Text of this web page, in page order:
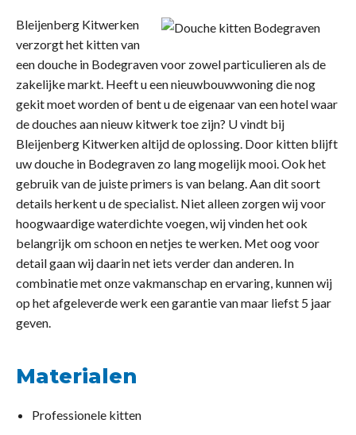
Bleijenberg Kitwerken
verzorgt het kitten van
een douche in Bodegraven voor zowel particulieren als de
zakelijke markt. Heeft u een nieuwbouwwoning die nog
gekit moet worden of bent u de eigenaar van een hotel waar
de douches aan nieuw kitwerk toe zijn? U vindt bij
Bleijenberg Kitwerken altijd de oplossing. Door kitten blijft
uw douche in Bodegraven zo lang mogelijk mooi. Ook het
gebruik van de juiste primers is van belang. Aan dit soort
details herkent u de specialist. Niet alleen zorgen wij voor
hoogwaardige waterdichte voegen, wij vinden het ook
belangrijk om schoon en netjes te werken. Met oog voor
detail gaan wij daarin net iets verder dan anderen. In
combinatie met onze vakmanschap en ervaring, kunnen wij
op het afgeleverde werk een garantie van maar liefst 5 jaar
geven.
Materialen
Professionele kitten